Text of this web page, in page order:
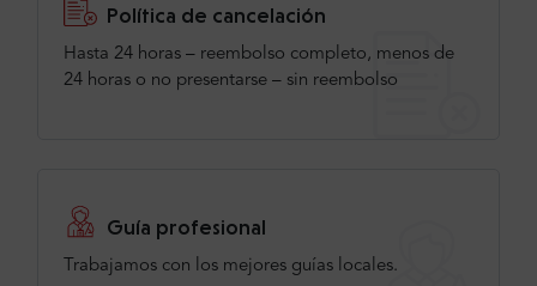
Política de cancelación
Hasta 24 horas – reembolso completo, menos de
24 horas o no presentarse – sin reembolso
Guía profesional
Trabajamos con los mejores guías locales.